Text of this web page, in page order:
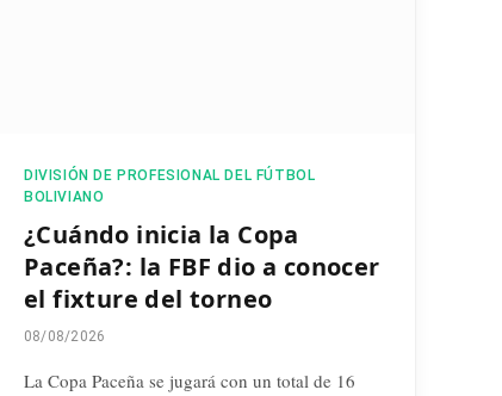
DIVISIÓN DE PROFESIONAL DEL FÚTBOL
BOLIVIANO
¿Cuándo inicia la Copa
Paceña?: la FBF dio a conocer
el fixture del torneo
08/08/2026
La Copa Paceña se jugará con un total de 16